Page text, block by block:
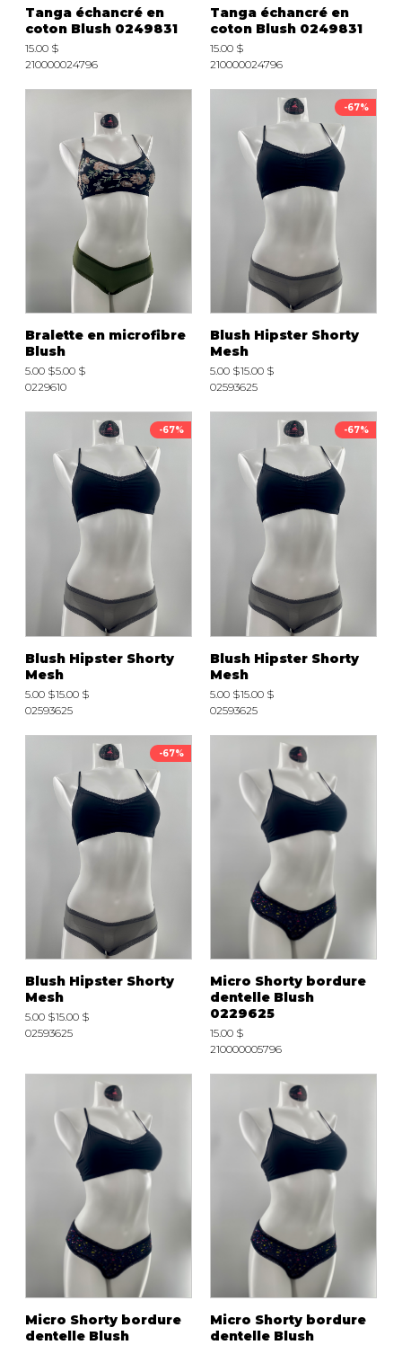
Tanga échancré en
coton Blush 0249831
15.00 $
210000024796
Tanga échancré en
coton Blush 0249831
15.00 $
210000024796
Bralette en microfibre
Blush
5.00 $5.00 $
0229610
-67%
Blush Hipster Shorty
Mesh
5.00 $15.00 $
02593625
-67%
Blush Hipster Shorty
Mesh
5.00 $15.00 $
02593625
-67%
Blush Hipster Shorty
Mesh
5.00 $15.00 $
02593625
-67%
Blush Hipster Shorty
Mesh
5.00 $15.00 $
02593625
Micro Shorty bordure
dentelle Blush
0229625
15.00 $
210000005796
Micro Shorty bordure
dentelle Blush
Micro Shorty bordure
dentelle Blush